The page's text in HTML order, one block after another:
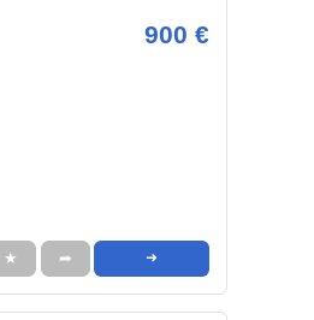
900 €
★ ➦ ➜